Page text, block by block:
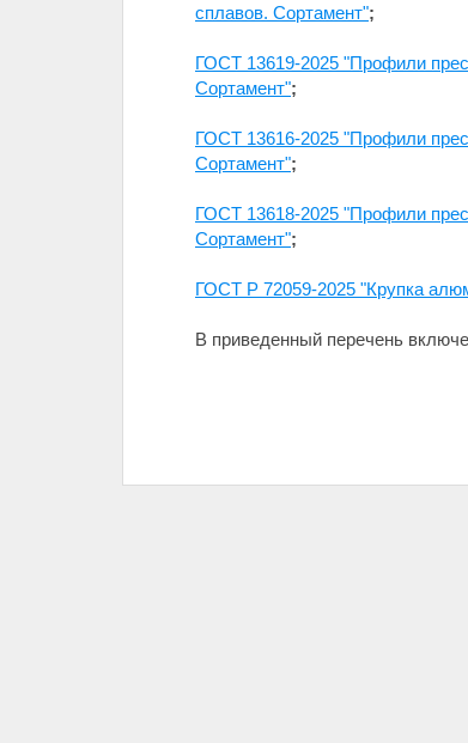
сплавов. Сортамент";
ГОСТ 13619-2025 "Профили
Сортамент";
ГОСТ 13616-2025 "Профили
Сортамент";
ГОСТ 13618-2025 "Профили
Сортамент";
ГОСТ Р 72059-2025 "Крупка
В приведенный перечень